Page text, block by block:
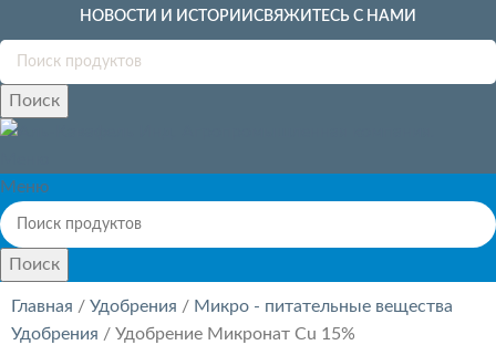
НОВОСТИ И ИСТОРИИ СВЯЖИТЕСЬ С НАМИ
Поиск
Меню
Поиск
Главная Удобрения
Микро - питательные вещества
Удобрения
Удобрение Микронат Cu 15%